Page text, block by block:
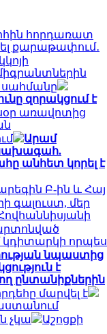
հորդառատ
քարաթափում․
միգրանտներին
զորակցում է
առավոտից
Արամ
անհետ կորել է
Բ-ին և Հայ
գալուստ, մեր
կդիտարկի որպես
նպաստից
է
ընտանիքներին
մարվել է
չկա
Աշոցքի